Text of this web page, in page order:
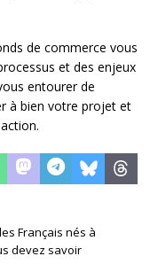
de commerce vous
et des enjeux
entourer de
à bien votre projet et
Français nés à
devez savoir